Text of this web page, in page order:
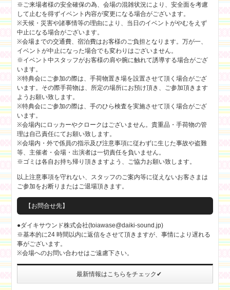
※ご来場者様の安全確保の為、会場の混雑状況により、安全面を考慮
して止むを得ずイベント内容が変更になる場合がございます。
※天候・災害や諸事情等の理由により、当日のイベントがやむをえず
中止になる場合がございます。
※会場までの交通費、宿泊費はお客様のご負担となります。万が一、
イベントが中止になった場合でも変わりはございません。
※イベント中スタッフがお客様の肩や腕に触れて誘導する場合がござ
います。
※特典会にご参加の際は、手荷物置き場を設置させて頂く場合がござ
います。その際手荷物は、所定の場所にお預け頂き、ご参加頂きます
ようお願い致します。
※特典会にご参加の際は、手のひら検査を実施させて頂く場合がござ
います。
※会場内にロッカーやクロークはございません。貴重品・手荷物の管
理は自己責任にてお願い致します。
※会場内・外で係員の指示及び注意事項に従わずに生じた事故や盗難
等、主催者・会場・出演者は一切責任を負いません。
※ゴミは各自お持ち帰り頂きますよう、ご協力お願い致します。
以上注意事項を守れない、スタッフのご案内等に従えないお客さまは
ご参加をお断りまたはご退場頂きます。
【お問合せ先】
●ダイキサウンド株式会社(toiawase@daiki-sound.jp)
※基本的に24 時間以内に返信をさせて頂きますが、事情により遅れる
事がございます。
※会場へのお問い合わせはご遠慮下さい。
最新情報はこちらをチェック✔